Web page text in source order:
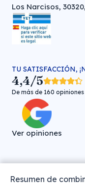
Resumen de
Los Narcisos,
TU SATISFACCIÓN,
4,4/5
De más de 160 opiniones
Ver opiniones
Farmacia veterinaria